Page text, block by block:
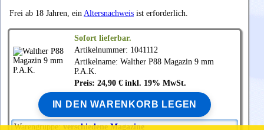
Frei ab 18 Jahren, ein Altersnachweis ist erforderlich.
Sofort lieferbar.
Artikelnummer: 1041112
Artikelname: Walther P88 Magazin 9 mm
P.A.K.
Preis: 24,90 € inkl. 19% MwSt.
IN DEN WARENKORB LEGEN
Warengruppe:verschiedene Magazine